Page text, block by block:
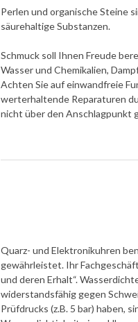
Perlen und organische Steine
säurehaltige Substanzen.
Schmuck soll Ihnen Freude
Wasser und Chemikalien,
Achten Sie auf einwandfreie
werterhaltende Reparaturen
nicht über den Anschlagpunkt
Quarz- und Elektronikuhren
gewährleistet. Ihr
und deren Erhalt“.
widerstandsfähig gegen
Prüfdrucks (z.B. 5 bar) haben,